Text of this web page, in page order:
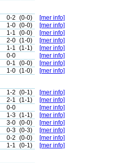
0-2 (0-0)
[mer info]
1-0 (0-0)
[mer info]
1-1 (0-0)
[mer info]
2-0 (1-0)
[mer info]
1-1 (1-1)
[mer info]
0-0
[mer info]
0-1 (0-0)
[mer info]
1-0 (1-0) [mer info]
1-2 (0-1)
[mer info]
2-1 (1-1)
[mer info]
0-0
[mer info]
1-3 (1-1)
[mer info]
3-0 (0-0)
[mer info]
0-3 (0-3)
[mer info]
0-2 (0-0)
[mer info]
1-1 (0-1) [mer info]